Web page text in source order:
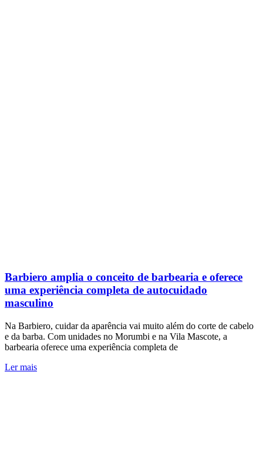
Barbiero amplia o conceito de barbearia e oferece
uma experiência completa de autocuidado
masculino
Na Barbiero, cuidar da aparência vai muito além do corte de cabelo
e da barba. Com unidades no Morumbi e na Vila Mascote, a
barbearia oferece uma experiência completa de
Ler mais